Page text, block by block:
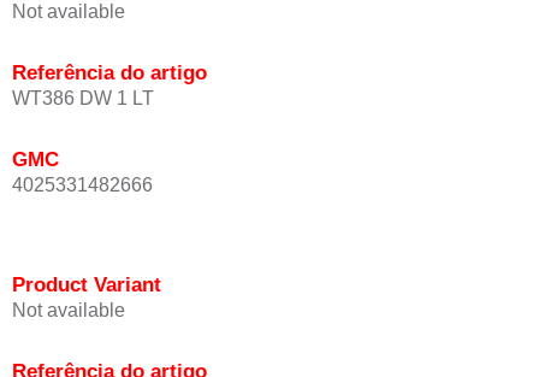
Not available
Referência do artigo
WT386 DW 1 LT
GMC
4025331482666
Product Variant
Not available
Referência do artigo